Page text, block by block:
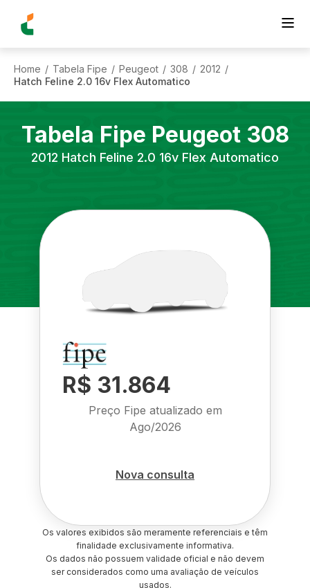
Home / Tabela Fipe / Peugeot / 308 / 2012 /
Hatch Feline 2.0 16v Flex Automatico
Tabela Fipe Peugeot 308
2012 Hatch Feline 2.0 16v Flex Automatico
R$ 31.864
Preço Fipe atualizado em
Ago/2026
Nova consulta
Os valores exibidos são meramente referenciais e têm
finalidade exclusivamente informativa.
Os dados não possuem validade oficial e não devem
ser considerados como uma avaliação de veículos
usados.